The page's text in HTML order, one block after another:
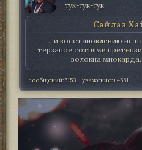
тук-тук-тук
Сайлаз
...и восстановлению не
терзаное сотнями
волокна
сообщений:5153 уважение:+4581